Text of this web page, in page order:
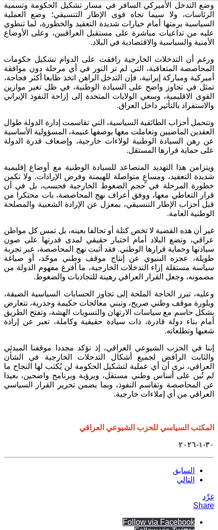
وضع التدخل الأميركي السافر في مسار تشكيل الحكومة وتسمية
الرئاسات، ولا سيما تجاه قوى الإطار التنسيقي؛ وضع العملية
السياسية برمتها أمام خيارات شديدة التعقيد والخطورة، لما تنطوي
عليه من تداعيات مباشرة على مستقبل العراقيين، وعلى الأوضاع
الأمنية والسياسية والاقتصادية في البلاد.
ورغم أن التدخلات الخارجية رافقت على الدوام تشكيل حكومات
المحاصصة المتعاقبة، التي لم تر النور في أي مرحلة دون موافقة
أميركية ومباركة إيرانية، فإن التدخل الراهن اتخذ طابعا أكثر فجاجة،
تمثل في تجاوز واضح على السيادة الوطنية، في ظل تغير موازين
القوى الاقليمية، وسعي الولايات المتحدة إلى إزاحة النفوذ الإيراني
والاستفراد بالتأثير داخل العراق.
وتتحمل أحزاب الطائفية السياسية، التي تقاسمت إدارة الدولة طوال
العقدين الماضيين وتعاملت معها بوصفها غنيمة، المسؤولية الأساسية
عن رهن السيادة الوطنية لولاءات خارجية، وإضعاف قدرة الدولة
على حماية قرارها المستقل.
ويتزامن هذا التهديد المتصاعد للسيادة الوطنية مع أوضاع إقليمية
شديدة التعقيد، ومساعٍ متواصلة للهيمنة وفرض الإرادات. ولا تكمن
خطورة المرحلة في حجم الضغوط الخارجية فحسب، بل في أن
قرار التعاطي معها، ووفق أعراف نهج المحاصصة، بات محتكرا من
قبل أحزاب الإطار التنسيقي، بمعزل عن الإرادة الشعبية والمصلحة
الوطنية العامة.
غير أن هذه القضية لا تخص كتلة أو تحالفا بعينه، بل تمس كل مواطن
عراقي، وتضع البلاد أمام اختبار حقيقي لمدى قدرتها على صون
سيادتها وحماية قرارها الوطني. فقد أثبت نهج المحاصصة، عبر تجربة
طويلة، عجزه البنيوي عن إنتاج موقف وطني موحّد، أو صياغة
سياسة مستقلة إزاء التدخلات الخارجية، ما أفرغ مفهوم الدولة من
مضمونه، وجعل القرار العراقي رهينة للتجاذبات والضغوط.
وعليه، تبرز الحاجة الملحة إلى تجاوز الحسابات السياسية الضيقة،
وبلورة موقف وطني صريح، وتبني معالجات حكيمة وجذرية، تتعارض
بشكل حاسم مع سياسات الارتهان والتسويات الهشة، وتفتح الطريق
أمام بناء دولة قادرة، ذات سيادة حقيقية وكاملة، تعبر عن إرادة
شعبها وتطلعاته.
إننا في الحزب الشيوعي العراقي، إذ نؤكد مجددا موقفنا المبدئي
والثابت الرافض لجميع أشكال التدخلات الخارجية في الشأن
العراقي، نرى أن أي عملية لتشكيل الحكومة لن يُكتب لها النجاح ما
لم تُبن على أساس وطني مستقل، وبرؤية وبرنامج واضحين، بعيدا
عن المحاصصة وتقاسم النفوذ، وبما يضمن تحرير القرار السياسي
العراقي من أي إملاءات خارجية.
المكتب السياسي للحزب الشيوعي العراقي
٣٠-١-٢٠٢٦
السابق
التالي
غرِّد
Share
Follow via Facebook